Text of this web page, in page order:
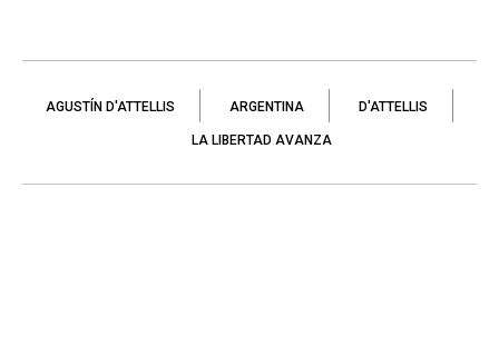
AGUSTÍN D'ATTELLIS ARGENTINA D'ATTELLIS
LA LIBERTAD AVANZA